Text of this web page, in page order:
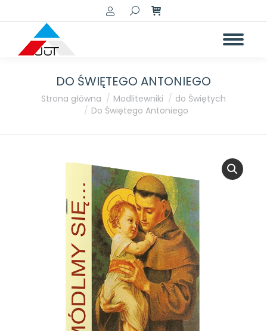
Szukaj:
DO ŚWIĘTEGO ANTONIEGO
Jesteś tutaj:
Strona główna Modlitewniki
do Świętych
Do Świętego Antoniego